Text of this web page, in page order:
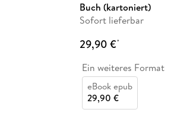
Buch (kartoniert)
Sofort lieferbar
29,90 €*
Ein weiteres Format
eBook epub
29,90 €